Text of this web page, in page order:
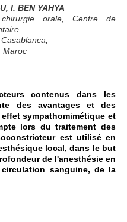
I. BEN YAHYA
orale, Centre de
Maroc
contenus dans les
des avantages et des
sympathomimétique et
lors du traitement des
est utilisé en
local, dans le but
de l'anesthésie en
sanguine, de la